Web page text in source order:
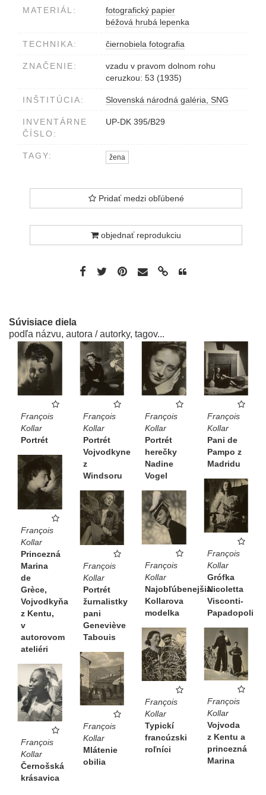
MATERIÁL:
fotografický papier
béžová hrubá lepenka
TECHNIKA: čiernobiela fotografia
ZNAČENIE:
vzadu v pravom dolnom rohu
ceruzkou: 53 (1935)
INŠTITÚCIA: Slovenská národná galéria, SNG
INVENTÁRNE
ČÍSLO:
UP-DK 395/B29
TAGY: žena
Pridať medzi obľúbené
objednať reprodukciu
Súvisiace diela
podľa názvu, autora / autorky, tagov...
François
Kollar
Portrét
François
Kollar
Portrét
Vojvodkyne
z
Windsoru
François
Kollar
Portrét
herečky
Nadine
Vogel
François
Kollar
Pani de
Pampo z
Madridu
François
Kollar
Princezná
Marina
de
Grèce,
Vojvodkyňa
z Kentu,
v
autorovom
ateliéri
François
Kollar
Grófka
Nicoletta
Visconti-
Papadopoli
François
Kollar
Portrét
žurnalistky
pani
Geneviève
Tabouis
François
Kollar
Najobľúbenejšia
Kollarova
modelka
François
Kollar
Vojvoda
z Kentu a
princezná
Marina
François
Kollar
Typickí
francúzski
roľníci
François
Kollar
Mlátenie
obilia
François
Kollar
Černošská
krásavica